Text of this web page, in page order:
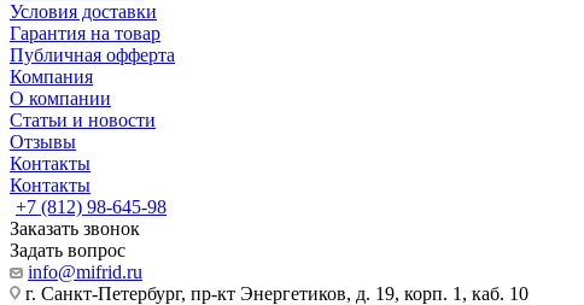
Условия доставки
Гарантия на товар
Публичная офферта
Компания
О компании
Статьи и новости
Отзывы
Контакты
Контакты
+7 (812) 98-645-98
Заказать звонок
Задать вопрос
info@mifrid.ru
г. Санкт-Петербург, пр-кт Энергетиков, д. 19, корп. 1, каб. 10